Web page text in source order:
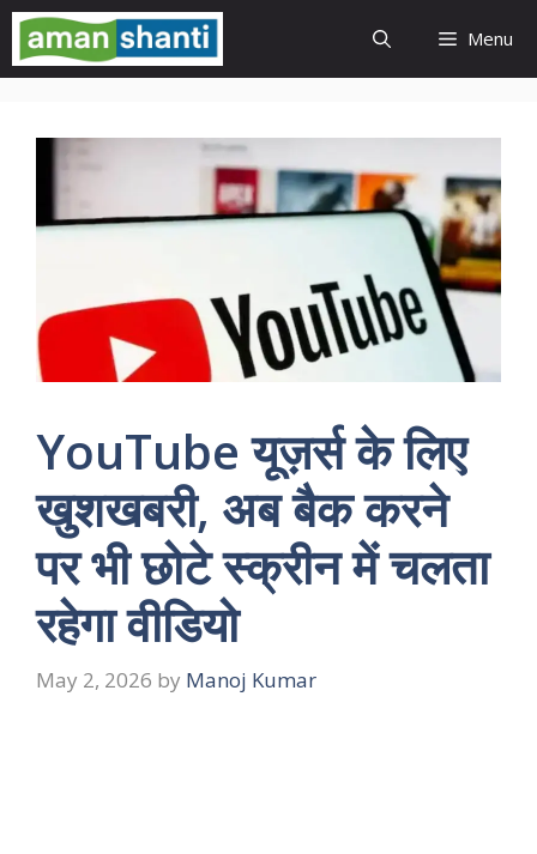
Skip
content
Menu
YouTube यूज़र्स के लिए
खुशखबरी, अब बैक करने
पर भी छोटे स्क्रीन में चलता
रहेगा वीडियो
May 2, 2026 by Manoj Kumar